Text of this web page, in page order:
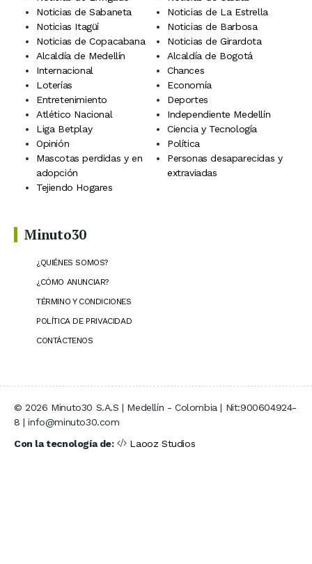
Noticias de Sabaneta
Noticias de La Estrella
Noticias Itagüí
Noticias de Barbosa
Noticias de Copacabana
Noticias de Girardota
Alcaldía de Medellín
Alcaldía de Bogotá
Internacional
Chances
Loterías
Economía
Entretenimiento
Deportes
Atlético Nacional
Independiente Medellín
Liga Betplay
Ciencia y Tecnología
Opinión
Política
Mascotas perdidas y en
adopción
Personas desaparecidas y
extraviadas
Tejiendo Hogares
Minuto30
¿QUIÉNES SOMOS?
¿CÓMO ANUNCIAR?
TÉRMINO Y CONDICIONES
POLÍTICA DE PRIVACIDAD
CONTÁCTENOS
© 2026 Minuto30 S.A.S | Medellín - Colombia | Nit:900604924-
8 | info@minuto30.com
Con la tecnología de:
Laooz Studios